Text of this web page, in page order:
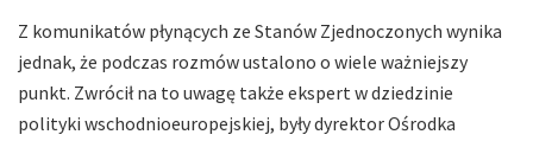
Z komunikatów płynących ze Stanów Zjednoczonych wynika
jednak, że podczas rozmów ustalono o wiele ważniejszy
punkt. Zwrócił na to uwagę także ekspert w dziedzinie
polityki wschodnioeuropejskiej, były dyrektor Ośrodka